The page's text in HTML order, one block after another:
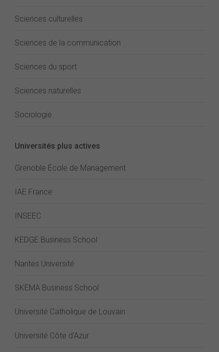
Sciences culturelles
Sciences de la communication
Sciences du sport
Sciences naturelles
Sociologie
Universités plus actives
Grenoble École de Management
IAE France
INSEEC
KEDGE Business School
Nantes Université
SKEMA Business School
Université Catholique de Louvain
Université Côte d'Azur